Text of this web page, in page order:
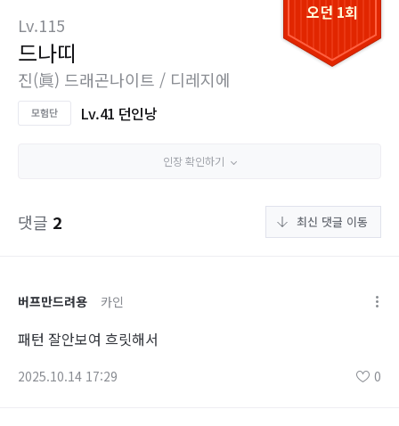
오던 1회
Lv.115
드나띠
진(眞) 드래곤나이트 / 디레지에
Lv.41 던인낭
인장 확인하기
댓글 2 최신 댓글 이동
버프만드려용 카인
패턴 잘안보여 흐릿해서
2025.10.14 17:29 0